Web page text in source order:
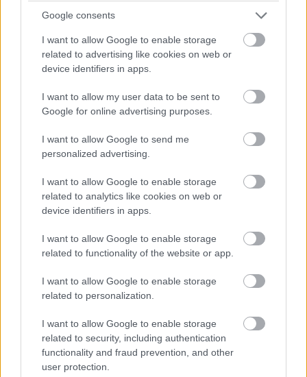
Google consents
I want to allow Google to enable storage
related to advertising like cookies on web or
device identifiers in apps.
I want to allow my user data to be sent to
Google for online advertising purposes.
I want to allow Google to send me
personalized advertising.
I want to allow Google to enable storage
related to analytics like cookies on web or
device identifiers in apps.
I want to allow Google to enable storage
related to functionality of the website or app.
I want to allow Google to enable storage
related to personalization.
I want to allow Google to enable storage
related to security, including authentication
functionality and fraud prevention, and other
user protection.
Κατέχει τη φήμη μίας εκ των ομορφότερων πόλεων
του κόσμου και προσφέρει εξαιρετικά υψηλό
επίπεδο ποιότητας ζωής στους κατοίκους της. Το
Σίδνεϊ αποτελεί ιδανικό προορισμό καθώς φιλοξενεί
μια πληθώρα από μουσεία, ιστορικούς χώρους και
παγκόσμιας φήμης αξιοθέατα, όπως η Γέφυρα και
η Όπερα του Σίδνεϊ.
Η περίφημη Όπερα αποτελεί ένα συνδυασμό
αρχαίων και μοντέρνων επιρροών και αποτελεί
σύμβολο της αρχιτεκτονικής του 20ου αιώνα.